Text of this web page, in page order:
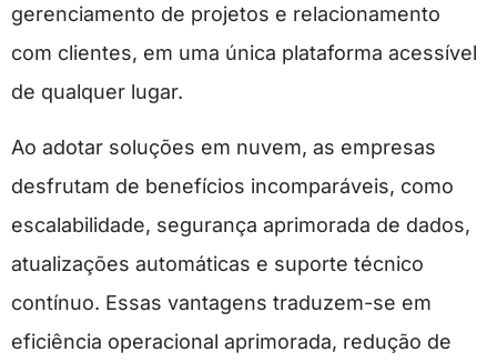
gerenciamento de projetos e relacionamento
com clientes, em uma única plataforma acessível
de qualquer lugar.
Ao adotar soluções em nuvem, as empresas
desfrutam de benefícios incomparáveis, como
escalabilidade, segurança aprimorada de dados,
atualizações automáticas e suporte técnico
contínuo. Essas vantagens traduzem-se em
eficiência operacional aprimorada, redução de